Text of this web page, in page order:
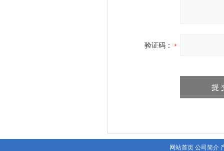
验证码：
网站首页 公司简介